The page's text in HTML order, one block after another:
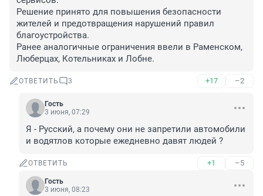
Решение принято для повышения безопасности
жителей и предотвращения нарушений правил
благоустройства.
Ранее аналогичные ограничения ввели в Раменском,
Люберцах, Котельниках и Лобне.
ОТВЕТИТЬ 3 +17 –2
Гость
3 июня, 07:29
Я - Русский, а почему они не запретили автомобили
и водятлов которые ежедневно давят людей ?
ОТВЕТИТЬ +1 –5
Гость
3 июня, 08:23